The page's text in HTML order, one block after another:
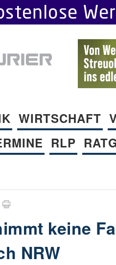
WIRTSCHAFT
RLP
keine
NRW